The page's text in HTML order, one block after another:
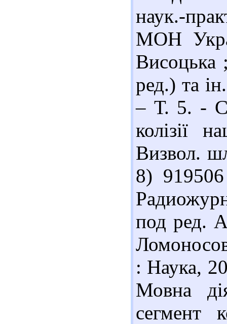
наук.-
МОН
ред.) та
– Т. 5. -
колізії
Визвол.
8)
под ред.
: Наука,
Мовна
сегмент